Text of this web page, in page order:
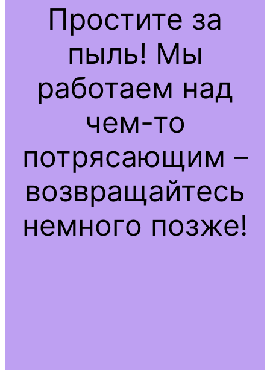
Простите за
пыль! Мы
работаем над
чем-то
потрясающим –
возвращайтесь
немного позже!